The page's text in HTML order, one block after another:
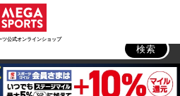
ツ公式オンラインショップ
検索